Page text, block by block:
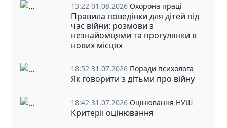
13:22 01.08.2026 Охорона праці
Правила поведінки для дітей під
час війни: розмови з
незнайомцями та прогулянки в
нових місцях
18:52 31.07.2026 Поради психолога
Як говорити з дітьми про війну
18:42 31.07.2026 Оцінювання НУШ
Критерії оцінювання